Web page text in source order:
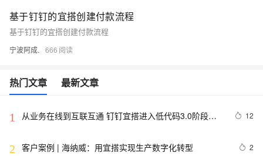
基于钉钉的宜搭创建付款流程
基于钉钉的宜搭创建付款流程
宁波阿成. 666
热门文章 最新文章
1
从业务在线到互联互通 钉钉宜搭进入低代码3.0阶段新
12
2 客户案例 | 海纳威：用宜搭实现生产数字化转型 2